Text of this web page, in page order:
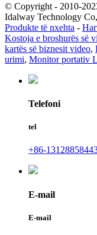
© Copyright - 2010-
Idalway Technology
Produkte të nxehta -
Kostoja e broshurës së
kartës së biznesit video,
urimi, Monitor portativ
Telefoni
tel
+86-
E-mail
E-mail